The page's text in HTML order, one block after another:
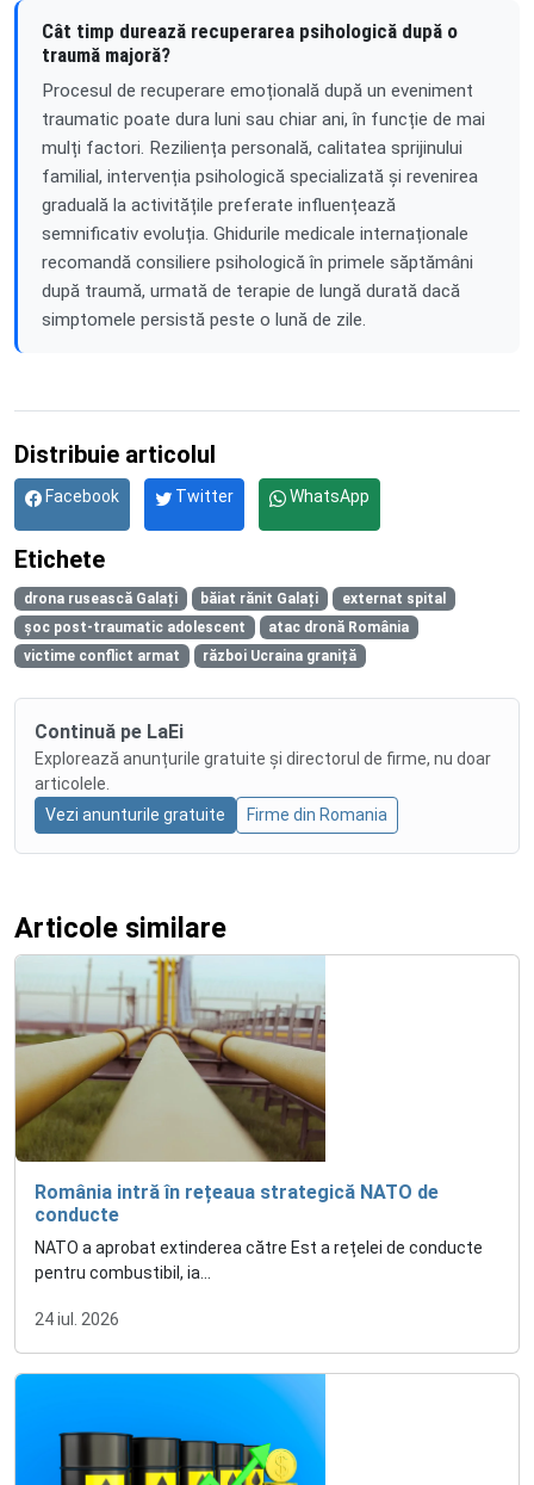
Cât timp durează recuperarea psihologică după o
traumă majoră?
Procesul de recuperare emoțională după un eveniment
traumatic poate dura luni sau chiar ani, în funcție de mai
mulți factori. Reziliența personală, calitatea sprijinului
familial, intervenția psihologică specializată și revenirea
graduală la activitățile preferate influențează
semnificativ evoluția. Ghidurile medicale internaționale
recomandă consiliere psihologică în primele săptămâni
după traumă, urmată de terapie de lungă durată dacă
simptomele persistă peste o lună de zile.
Distribuie articolul
Facebook Twitter WhatsApp
Etichete
drona rusească Galați băiat rănit Galați
externat spital
șoc post-traumatic adolescent
atac dronă România
victime conflict armat
război Ucraina graniță
Continuă pe LaEi
Explorează anunțurile gratuite și directorul de firme, nu doar
articolele.
Vezi anunturile gratuite
Firme din Romania
Articole similare
România intră în rețeaua strategică NATO de
conducte
NATO a aprobat extinderea către Est a rețelei de conducte
pentru combustibil, ia...
24 iul. 2026